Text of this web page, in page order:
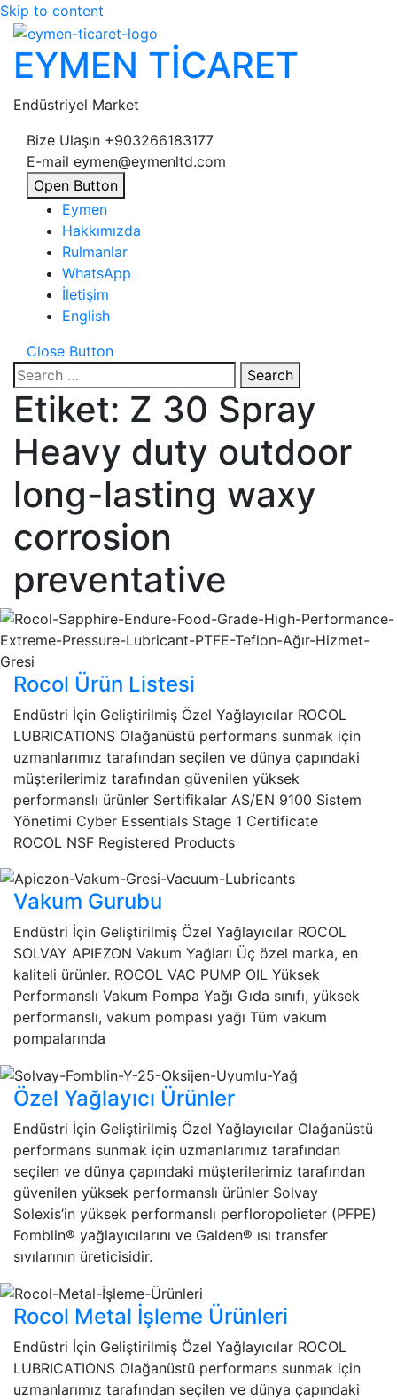
Skip to content
EYMEN TİCARET
Endüstriyel Market
Bize Ulaşın +903266183177
E-mail eymen@eymenltd.com
Open Button
Eymen
Hakkımızda
Rulmanlar
WhatsApp
İletişim
English
Close Button
Search
Etiket: Z 30 Spray
Heavy duty outdoor
long-lasting waxy
corrosion
preventative
Rocol Ürün Listesi
Endüstri İçin Geliştirilmiş Özel Yağlayıcılar ROCOL
LUBRICATIONS Olağanüstü performans sunmak için
uzmanlarımız tarafından seçilen ve dünya çapındaki
müşterilerimiz tarafından güvenilen yüksek
performanslı ürünler Sertifikalar AS/EN 9100 Sistem
Yönetimi Cyber Essentials Stage 1 Certificate
ROCOL NSF Registered Products
Vakum Gurubu
Endüstri İçin Geliştirilmiş Özel Yağlayıcılar ROCOL
SOLVAY APIEZON Vakum Yağları Üç özel marka, en
kaliteli ürünler. ROCOL VAC PUMP OIL Yüksek
Performanslı Vakum Pompa Yağı Gıda sınıfı, yüksek
performanslı, vakum pompası yağı Tüm vakum
pompalarında
Özel Yağlayıcı Ürünler
Endüstri İçin Geliştirilmiş Özel Yağlayıcılar Olağanüstü
performans sunmak için uzmanlarımız tarafından
seçilen ve dünya çapındaki müşterilerimiz tarafından
güvenilen yüksek performanslı ürünler Solvay
Solexis’in yüksek performanslı perfloropolieter (PFPE)
Fomblin® yağlayıcılarını ve Galden® ısı transfer
sıvılarının üreticisidir.
Rocol Metal İşleme Ürünleri
Endüstri İçin Geliştirilmiş Özel Yağlayıcılar ROCOL
LUBRICATIONS Olağanüstü performans sunmak için
uzmanlarımız tarafından seçilen ve dünya çapındaki